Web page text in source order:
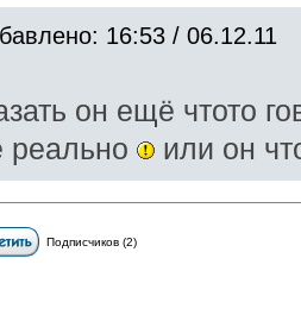
16:53 / 06.12.11
он ещё чтото
реально
или он
Подписчиков (2)